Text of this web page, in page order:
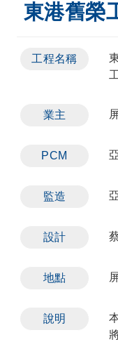
東港舊榮
工程名稱
業主
PCM
監造
設計
地點
說明